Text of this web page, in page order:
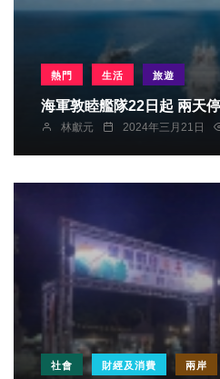
熱門 生活 旅遊
海軍敦睦
林獻元 2024年三月21日
社會 財經及消費 兩岸